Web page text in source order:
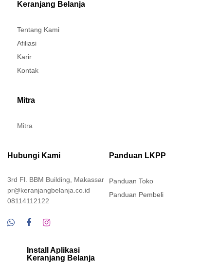
Keranjang Belanja
Tentang Kami
Afiliasi
Karir
Kontak
Mitra
Mitra
Hubungi Kami
3rd Fl. BBM Building, Makassar
pr@keranjangbelanja.co.id
08114112122
Panduan LKPP
Panduan Toko
Panduan Pembeli
Install Aplikasi
Keranjang Belanja